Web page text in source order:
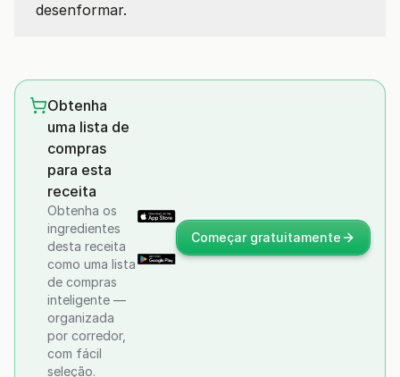
desenformar.
Obtenha
uma lista de
compras
para esta
receita
Obtenha os
ingredientes
desta receita
como uma lista
de compras
inteligente —
organizada
por corredor,
com fácil
seleção.
Começar gratuitamente